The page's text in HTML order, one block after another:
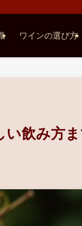
ワインの選び方
い飲み方